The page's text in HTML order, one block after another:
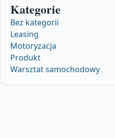
Kategorie
Bez kategorii
Leasing
Motoryzacja
Produkt
Warsztat samochodowy